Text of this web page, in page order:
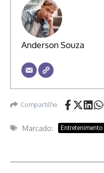
Anderson Souza
Compartilhe
Marcado: Entretenimento